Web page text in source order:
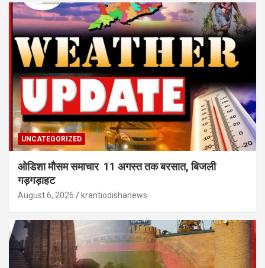
UNCATEGORIZED
ओडिशा मौसम समाचार 11 अगस्त तक बरसात, बिजली
गड़गड़ाहट
August 6, 2026 krantiodishanews